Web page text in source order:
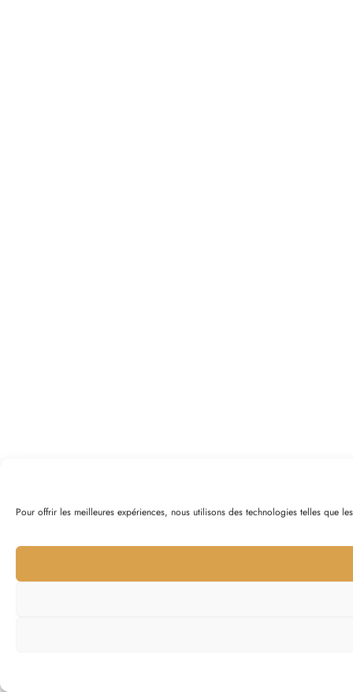
Pour offrir les meilleures expériences, nous utilisons des technologies telles que